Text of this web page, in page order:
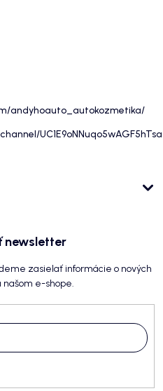
andyhoauto_autokozmetika/
newsletter
zasielať informácie o nových
našom e-shope.